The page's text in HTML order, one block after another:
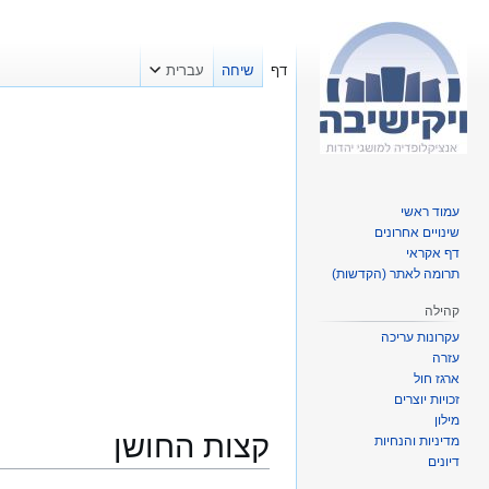
קצות החושן
דף שיחה עברית
עמוד ראשי
שינויים אחרונים
דף אקראי
תרומה לאתר (הקדשות)
קהילה
עקרונות עריכה
עזרה
ארגז חול
זכויות יוצרים
מילון
מדיניות והנחיות
דיונים